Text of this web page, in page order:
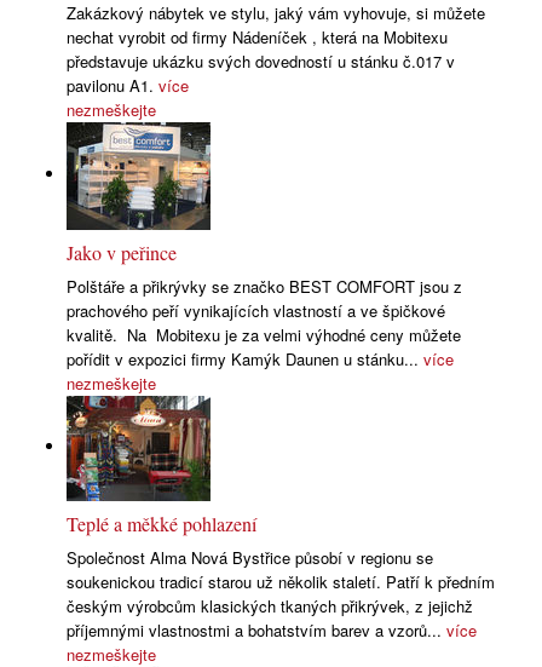
Zakázkový nábytek ve stylu, jaký vám vyhovuje, si můžete
nechat vyrobit od firmy Nádeníček , která na Mobitexu
představuje ukázku svých dovedností u stánku č.017 v
pavilonu A1. více
nezmeškejte
Jako v peřince
Polštáře a přikrývky se značko BEST COMFORT jsou z
prachového peří vynikajících vlastností a ve špičkové
kvalitě. Na Mobitexu je za velmi výhodné ceny můžete
pořídit v expozici firmy Kamýk Daunen u stánku... více
nezmeškejte
Teplé a měkké pohlazení
Společnost Alma Nová Bystřice působí v regionu se
soukenickou tradicí starou už několik staletí. Patří k předním
českým výrobcům klasických tkaných přikrývek, z jejichž
příjemnými vlastnostmi a bohatstvím barev a vzorů... více
nezmeškejte